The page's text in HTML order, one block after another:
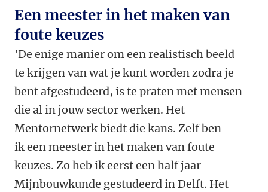
Een meester in het maken van
foute keuzes
'De enige manier om een realistisch beeld
te krijgen van wat je kunt worden zodra je
bent afgestudeerd, is te praten met mensen
die al in jouw sector werken. Het
Mentornetwerk biedt die kans. Zelf ben
ik een meester in het maken van foute
keuzes. Zo heb ik eerst een half jaar
Mijnbouwkunde gestudeerd in Delft. Het